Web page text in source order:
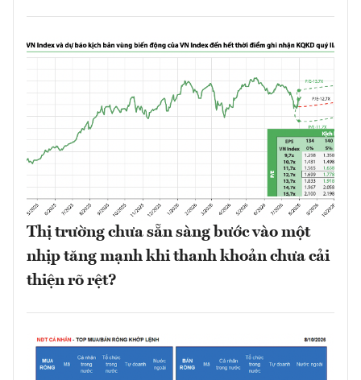
Thị trường chưa sẵn sàng bước vào một
nhịp tăng mạnh khi thanh khoản chưa cải
thiện rõ rệt?